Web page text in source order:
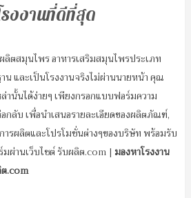
งงานที่ดีที่สุด
ตสมุนไพร อาหารเสริมสมุนไพรประเภท
และเป็นโรงงานจริงไม่ผ่านนายหน้า คุณ
านั้นได้ง่ายๆ เพียงกรอกแบบฟอร์มความ
กลับ เพื่อนำเสนอรายละเอียดของผลิตภัณฑ์,
รผลิตและโปรโมชั่นต่างๆของบริษัท พร้อมรับ
ผ่านเว็บไซต์ รับผลิต.com | มองหาโรงงาน
.com